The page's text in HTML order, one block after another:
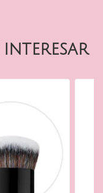
interesar